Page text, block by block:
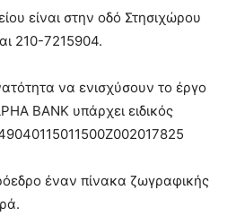
είναι στην οδό Στησιχώρου
210-7215904.
να ενισχύσουν το έργο
BANK υπάρχει ειδικός
έναν πίνακα ζωγραφικής